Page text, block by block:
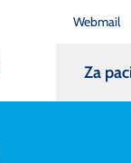
Webmail
Za